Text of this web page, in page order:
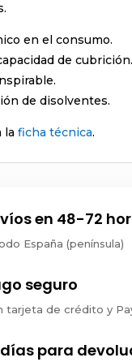
en el consumo.
de cubrición.
de disolventes.
la ficha técnica.
en 48-72
España (península)
seguro
tarjeta de crédito y
días para